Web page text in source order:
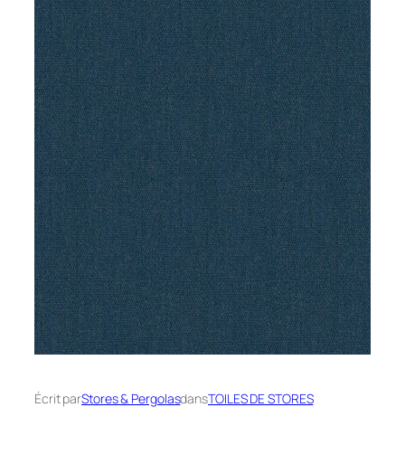
Écrit parStores & PergolasdansTOILES DE STORES